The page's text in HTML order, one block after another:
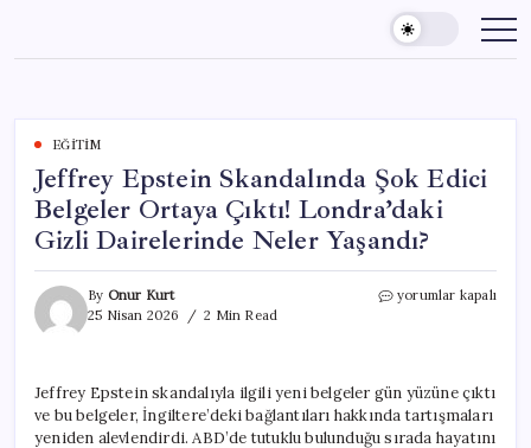
content
EĞITIM
Jeffrey Epstein Skandalında Şok Edici
Belgeler Ortaya Çıktı! Londra’daki
Gizli Dairelerinde Neler Yaşandı?
By Onur Kurt
25 Nisan 2026
2 Min Read
Jeffrey
Belgeler
Ortaya
Çıktı!
yorumlar kapalı
Jeffrey Epstein skandalıyla ilgili yeni belgeler gün yüzüne çıktı
ve bu belgeler, İngiltere’deki bağlantıları hakkında tartışmaları
yeniden alevlendirdi. ABD’de tutuklu bulunduğu sırada hayatını